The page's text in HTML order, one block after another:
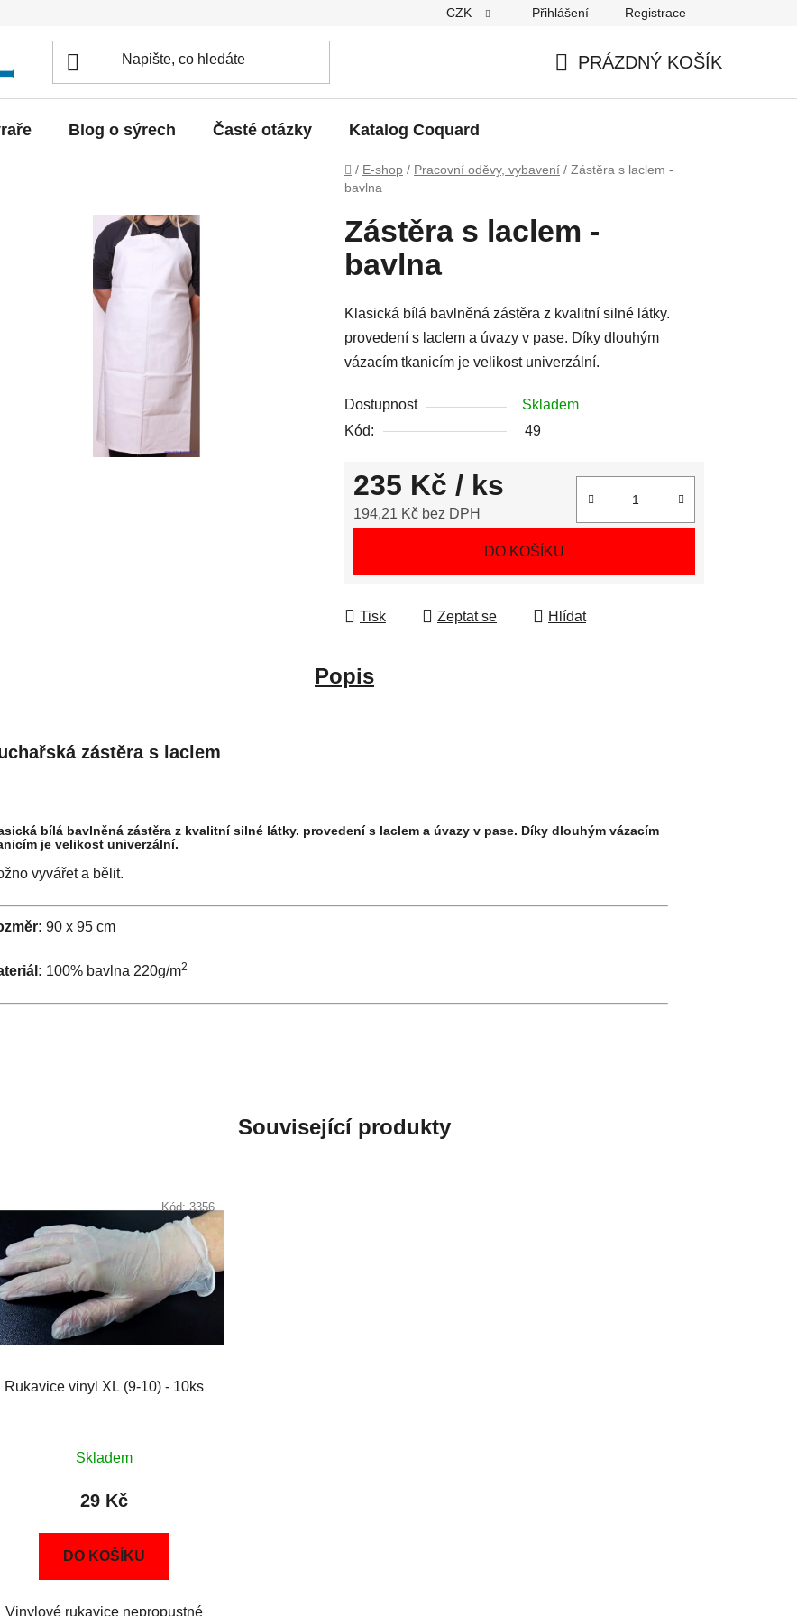
CZK Přihlášení Registrace
PRÁZDNÝ KOŠÍK
Blog o sýrech Časté otázky Katalog Coquard
Domů
/ E-shop / Pracovní oděvy, vybavení / Zástěra s laclem -
bavlna
Zástěra s laclem -
bavlna
Klasická bílá bavlněná zástěra z kvalitní silné látky.
provedení s laclem a úvazy v pase. Díky dlouhým
vázacím tkanicím je velikost univerzální.
Dostupnost
Skladem
Kód:
49
235 Kč / ks
194,21 Kč bez DPH
DO KOŠÍKU
Tisk Zeptat se Hlídat
Popis
zástěra s laclem
bílá bavlněná zástěra z kvalitní silné látky. provedení s laclem a úvazy v pase. Díky dlouhým vázacím
je velikost univerzální.
vyvářet a bělit.
90 x 95 cm
100% bavlna 220g/m2
Související produkty
Rukavice vinyl XL (9-10) - 10ks
Skladem
29 Kč
DO KOŠÍKU
Vinylové rukavice nepropustné
Kód: 3356